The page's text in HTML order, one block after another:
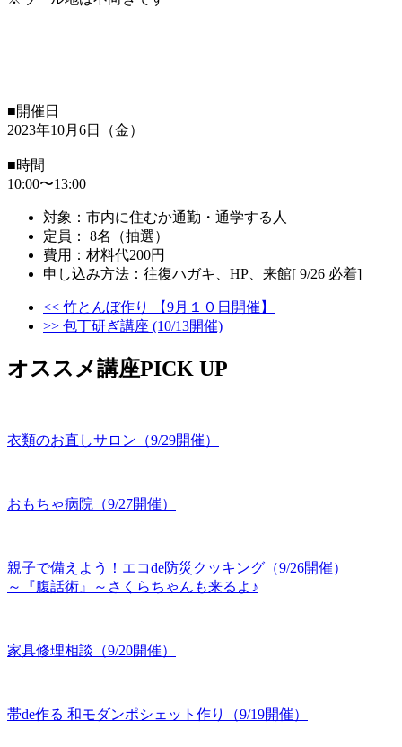
■開催日
2023年10月6日（金）
■時間
10:00〜13:00
対象：市内に住むか通勤・通学する人
定員： 8名（抽選）
費用：材料代200円
申し込み方法：往復ハガキ、HP、来館[ 9/26 必着]
<< 竹とんぼ作り 【9月１０日開催】
>> 包丁研ぎ講座 (10/13開催)
オススメ講座PICK UP
衣類のお直しサロン（9/29開催）
おもちゃ病院（9/27開催）
親子で備えよう！エコde防災クッキング（9/26開催）
～『腹話術』～さくらちゃんも来るよ♪
家具修理相談（9/20開催）
帯de作る 和モダンポシェット作り（9/19開催）